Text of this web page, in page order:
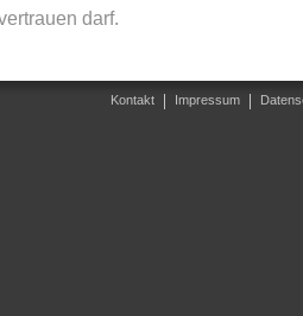
darf.
Kontakt Impressum